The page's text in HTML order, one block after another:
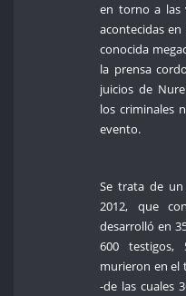
en torno a las
acontecidas
conocida
la prensa
juicios de
los criminales
evento.
Se trata de
2012, que
desarrolló en
600 testigos,
murieron en el
-de las cuales